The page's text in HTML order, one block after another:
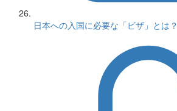
日本への入国に必要な「ビザ」とは？